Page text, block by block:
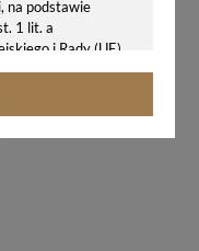
na podstawie
1 lit. a
i Rady (UE)
ochrony osób
danych
RODO).
dane na
z naszymi
ZEGARKA